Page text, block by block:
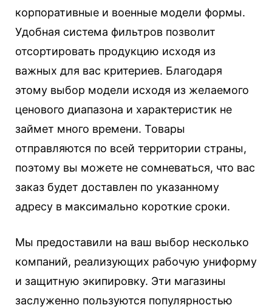
корпоративные и военные модели формы.
Удобная система фильтров позволит
отсортировать продукцию исходя из
важных для вас критериев. Благодаря
этому выбор модели исходя из желаемого
ценового диапазона и характеристик не
займет много времени. Товары
отправляются по всей территории страны,
поэтому вы можете не сомневаться, что вас
заказ будет доставлен по указанному
адресу в максимально короткие сроки.
Мы предоставили на ваш выбор несколько
компаний, реализующих рабочую униформу
и защитную экипировку. Эти магазины
заслуженно пользуются популярностью